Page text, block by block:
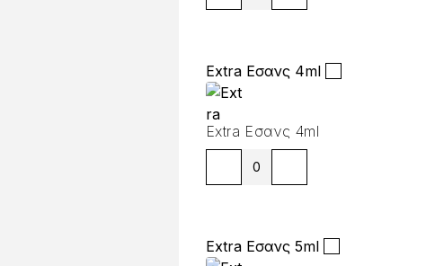
Extra Εσανς 4ml
Extra Εσανς 4ml
Extra Εσανς 5ml